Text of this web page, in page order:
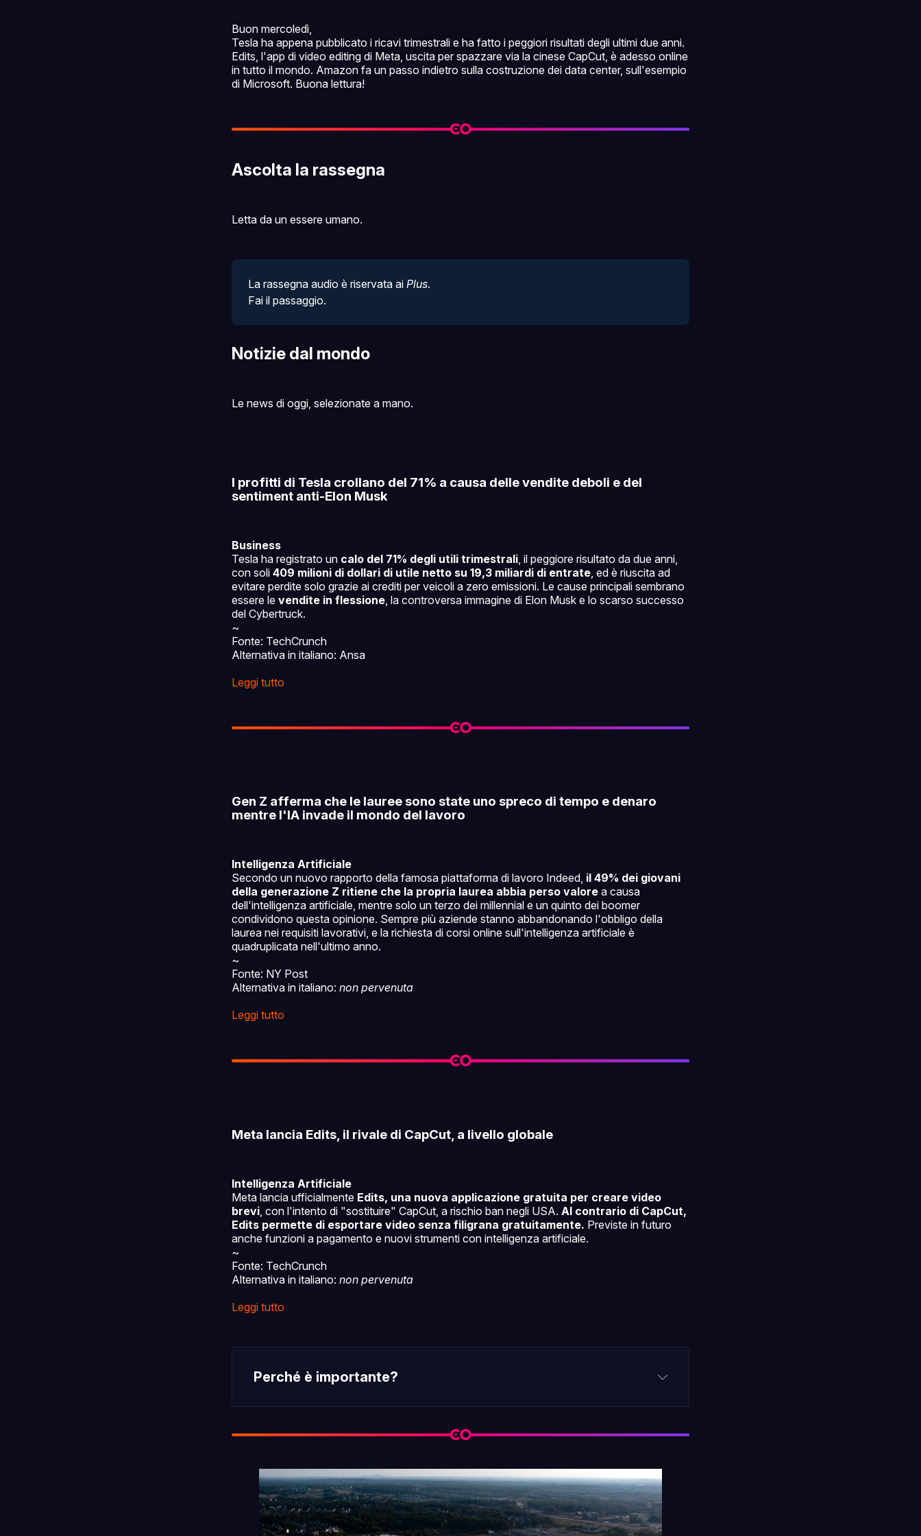
Buon mercoledì,
Tesla ha appena pubblicato i ricavi trimestrali e ha fatto i peggiori risultati degli ultimi due anni.
Edits, l'app di video editing di Meta, uscita per spazzare via la cinese CapCut, è adesso online
in tutto il mondo. Amazon fa un passo indietro sulla costruzione dei data center, sull'esempio
di Microsoft. Buona lettura!
Ascolta la rassegna
Letta da un essere umano.
La rassegna audio è riservata ai Plus.
Fai il passaggio.
Notizie dal mondo
Le news di oggi, selezionate a mano.
I profitti di Tesla crollano del 71% a causa delle vendite deboli e del
sentiment anti-Elon Musk
Business
Tesla ha registrato un calo del 71% degli utili trimestrali , il peggiore risultato da due anni,
con soli 409 milioni di dollari di utile netto su 19,3 miliardi di entrate , ed è riuscita ad
evitare perdite solo grazie ai crediti per veicoli a zero emissioni. Le cause principali sembrano
essere le vendite in flessione , la controversa immagine di Elon Musk e lo scarso successo
del Cybertruck.
~
Fonte: TechCrunch
Alternativa in italiano: Ansa
Leggi tutto
Gen Z afferma che le lauree sono state uno spreco di tempo e denaro
mentre l'IA invade il mondo del lavoro
Intelligenza Artificiale
Secondo un nuovo rapporto della famosa piattaforma di lavoro Indeed, il 49% dei giovani
della generazione Z ritiene che la propria laurea abbia perso valore a causa
dell'intelligenza artificiale, mentre solo un terzo dei millennial e un quinto dei boomer
condividono questa opinione. Sempre più aziende stanno abbandonando l'obbligo della
laurea nei requisiti lavorativi, e la richiesta di corsi online sull'intelligenza artificiale è
quadruplicata nell'ultimo anno.
~
Fonte: NY Post
Alternativa in italiano: non pervenuta
Leggi tutto
Meta lancia Edits, il rivale di CapCut, a livello globale
Intelligenza Artificiale
Meta lancia ufficialmente Edits, una nuova applicazione gratuita per creare video
brevi , con l'intento di "sostituire" CapCut, a rischio ban negli USA. Al contrario di CapCut,
Edits permette di esportare video senza filigrana gratuitamente. Previste in futuro
anche funzioni a pagamento e nuovi strumenti con intelligenza artificiale.
~
Fonte: TechCrunch
Alternativa in italiano: non pervenuta
Leggi tutto
Perché è importante?